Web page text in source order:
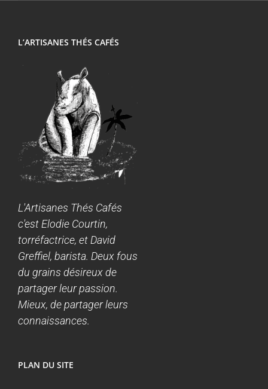
L’ARTISANES THÉS CAFÉS
L'Artisanes Thés Cafés
c'est Elodie Courtin,
torréfactrice, et David
Greffiel, barista. Deux fous
du grains désireux de
partager leur passion.
Mieux, de partager leurs
connaissances.
PLAN DU SITE